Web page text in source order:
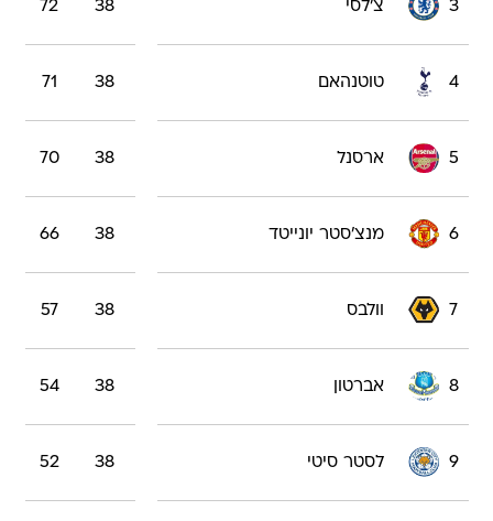
3 צ'לסי 38
72
4 טוטנהאם 38
71
5 ארסנל 38
70
6 מנצ'סטר יונייטד 38
66
7 וולבס 38
57
8 אברטון 38
54
9 לסטר סיטי 38
52